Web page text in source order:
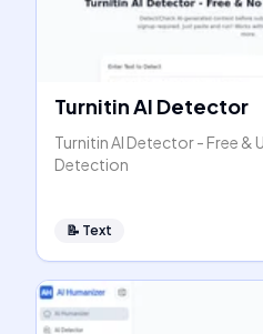
Turnitin AI Detector
Turnitin AI Detector - Free &
Detection
📝 Text